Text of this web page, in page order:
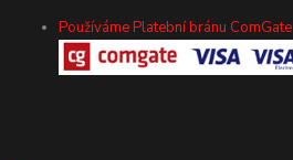
Používáme Platební bránu ComGate